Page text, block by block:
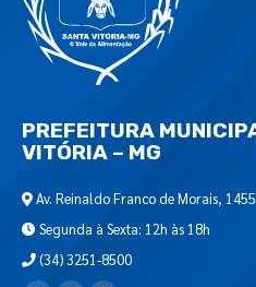
PREFEITURA
VITÓRIA – MG
Av. Reinaldo Franco de Morais,
Segunda à Sexta: 12h às 18h
(34) 3251-8500